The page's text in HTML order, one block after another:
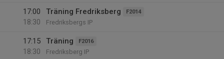
17:00
18:30
Träning Fredriksberg F2014
Fredriksbergs IP
17:15
18:30
Träning F2016
Fredriksberg IP